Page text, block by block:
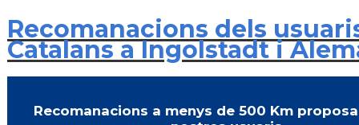
Recomanacions dels
Catalans a Ingolstadt i
Recomanacions a menys de 500 Km